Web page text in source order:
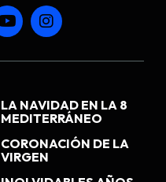
LA NAVIDAD EN LA 8
MEDITERRÁNEO
CORONACIÓN DE LA
VIRGEN